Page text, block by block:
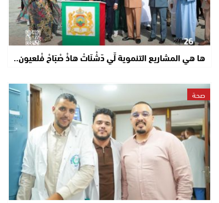
ها هي المشاريع التنموية لِّي دّشْنَاتْ هاذْ صْبَاحْ فْلعيون..
صحة